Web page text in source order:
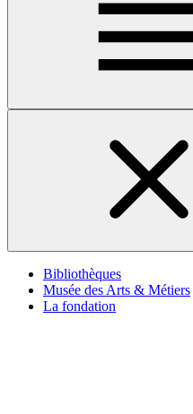
Bibliothèques
Musée des Arts & Métiers
La fondation